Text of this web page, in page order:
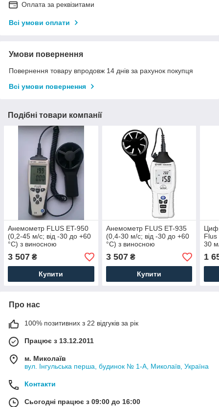
Оплата за реквізитами
Всі умови оплати
Умови повернення
Повернення товару впродовж 14 днів за рахунок покупця
Всі умови повернення
Подібні товари компанії
Анемометр FLUS ET-950
(0,2-45 м/с; від -30 до +60
°C) з виносною
крильчаткою
3 507 ₴
Купити
Анемометр FLUS ET-935
(0,4-30 м/с; від -30 до +60
°C) з виносною
крильчаткою
3 507₴
Купити
Flus
30
1
Про нас
100% позитивних з 22 відгуків за рік
Працює з 13.12.2011
м. Миколаїв
вул. Інгульська перша, будинок № 1-А, Миколаїв, Україна
Контакти
Сьогодні працює з 09:00 до 16:00